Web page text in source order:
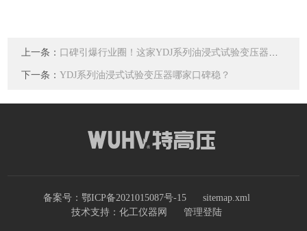
上一条： 口碑引爆行业圈！这家YDJ系列油浸式试验变压器现货商让客户抢着下单
下一条：YDJ系列油浸式试验变压器哪家口碑稳？
备案号：鄂ICP备2021015087号-15 sitemap.xml
技术支持： 化工仪器网 管理登陆